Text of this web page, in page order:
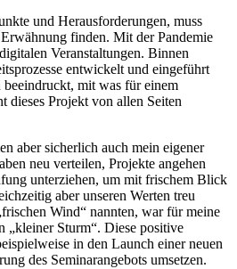
und Herausforderungen, muss
finden. Mit der Pandemie
Veranstaltungen. Binnen
entwickelt und eingeführt
mit was für einem
dieses Projekt von allen Seiten
aber sicherlich auch mein eigener
neu verteilen, Projekte angehen
unterziehen, um mit frischem Blick
aber unseren Werten treu
Wind“ nannten, war für meine
„kleiner Sturm“. Diese positive
in den Launch einer neuen
des Seminarangebots umsetzen.